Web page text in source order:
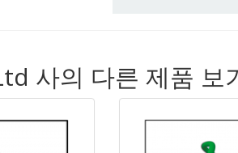
사의 다른 제품 보